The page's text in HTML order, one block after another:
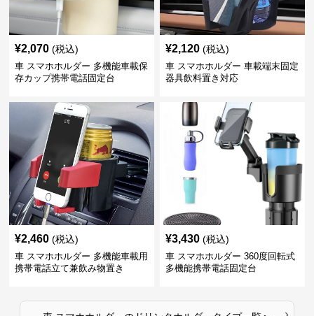
¥2,070 (税込)
車 スマホホルダー 多機能車載保
存カップ携帯電話固定台
¥2,120 (税込)
車 スマホホルダー 車載端末固定
器具飲料置き対応
¥2,460 (税込)
車 スマホホルダー 多機能車載用
携帯電話立て兼飲み物置き
¥3,430 (税込)
車 スマホホルダー 360度回転式
多機能携帯電話固定台